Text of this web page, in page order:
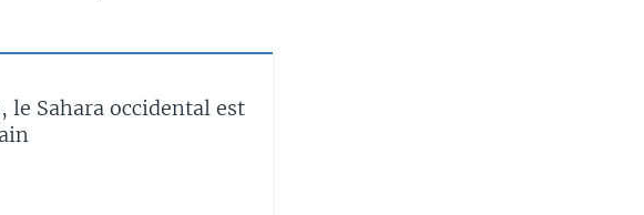
le Sahara occidental est